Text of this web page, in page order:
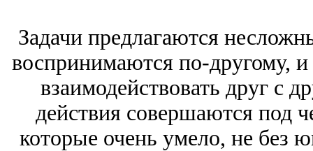
Задачи предлагаются
воспринимаются по-другому,
взаимодействовать друг с
действия совершаются под
которые очень умело, не без